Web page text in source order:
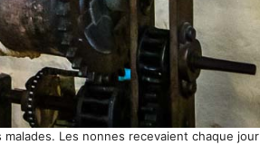
Les nonnes recevaient chaque